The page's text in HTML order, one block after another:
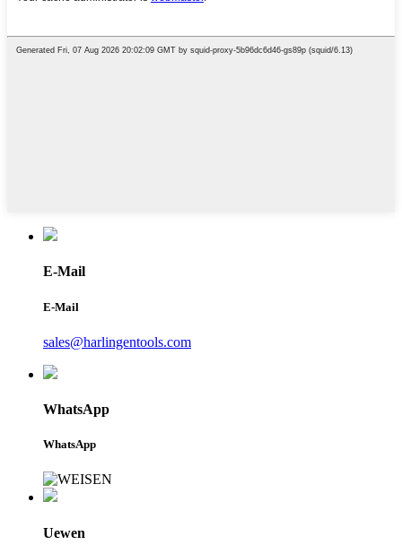
E-Mail
E-Mail
sales@harlingentools.com
WhatsApp
WhatsApp
Uewen